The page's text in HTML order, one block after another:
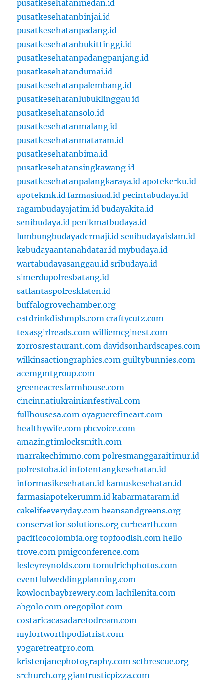
pusatkesehatanmedan.id
pusatkesehatanbinjai.id
pusatkesehatanpadang.id
pusatkesehatanbukittinggi.id
pusatkesehatanpadangpanjang.id
pusatkesehatandumai.id
pusatkesehatanpalembang.id
pusatkesehatanlubuklinggau.id
pusatkesehatansolo.id
pusatkesehatanmalang.id
pusatkesehatanmataram.id
pusatkesehatanbima.id
pusatkesehatansingkawang.id
pusatkesehatanpalangkaraya.id apotekerku.id
apotekmk.id farmasiuad.id pecintabudaya.id
ragambudayajatim.id budayakita.id
senibudaya.id penikmatbudaya.id
lumbungbudayadermaji.id senibudayaislam.id
kebudayaantanahdatar.id mybudaya.id
wartabudayasanggau.id sribudaya.id
simerdupolresbatang.id
satlantaspolresklaten.id
buffalogrovechamber.org
eatdrinkdishmpls.com craftycutz.com
texasgirlreads.com williemcginest.com
zorrosrestaurant.com davidsonhardscapes.com
wilkinsactiongraphics.com guiltybunnies.com
acemgmtgroup.com
greeneacresfarmhouse.com
cincinnatiukrainianfestival.com
fullhousesa.com oyaguerefineart.com
healthywife.com pbcvoice.com
amazingtimlocksmith.com
marrakechimmo.com polresmanggaraitimur.id
polrestoba.id infotentangkesehatan.id
informasikesehatan.id kamuskesehatan.id
farmasiapotekerumm.id kabarmataram.id
cakelifeeveryday.com beansandgreens.org
conservationsolutions.org curbearth.com
pacificocolombia.org topfoodish.com hello-
trove.com pmigconference.com
lesleyreynolds.com tomulrichphotos.com
eventfulweddingplanning.com
kowloonbaybrewery.com lachilenita.com
abgolo.com oregopilot.com
costaricacasadaretodream.com
myfortworthpodiatrist.com
yogaretreatpro.com
kristenjanephotography.com sctbrescue.org
srchurch.org giantrusticpizza.com